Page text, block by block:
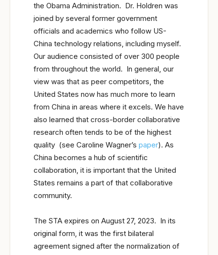
the Obama Administration. Dr. Holdren was
joined by several former government
officials and academics who follow US-
China technology relations, including myself.
Our audience consisted of over 300 people
from throughout the world. In general, our
view was that as peer competitors, the
United States now has much more to learn
from China in areas where it excels. We have
also learned that cross-border collaborative
research often tends to be of the highest
quality (see Caroline Wagner’s paper). As
China becomes a hub of scientific
collaboration, it is important that the United
States remains a part of that collaborative
community.
The STA expires on August 27, 2023. In its
original form, it was the first bilateral
agreement signed after the normalization of